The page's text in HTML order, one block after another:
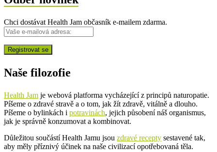
Chci dostávat Health Jam občasník e-mailem zdarma.
Naše filozofie
Health Jam je webová platforma vycházející z principů naturopatie.
Píšeme o zdravé stravě a o tom, jak žít zdravě, vitálně a dlouho.
Píšeme o bylinkách i potravinách, jejich působení náš organismus,
jak je správně konzumovat a kombinovat.
Důležitou součástí Health Jamu jsou zdravé recepty sestavené tak,
aby měly příznivý účinek na naše civilizací opotřebovaná těla.